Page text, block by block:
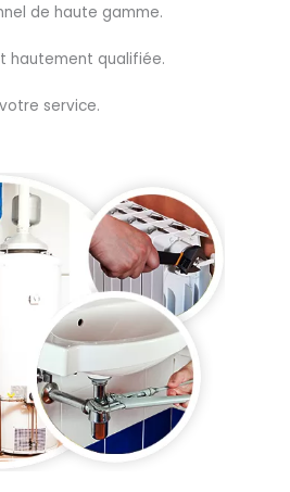
de haute gamme.
hautement qualifiée.
service.